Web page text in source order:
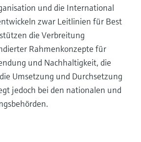
und die International
zwar Leitlinien für Best
die Verbreitung
Rahmenkonzepte für
und Nachhaltigkeit, die
Umsetzung und Durchsetzung
jedoch bei den nationalen und